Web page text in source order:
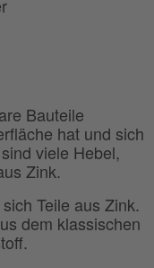
Bauteile
hat und sich
viele Hebel,
Zink.
Teile aus Zink.
dem klassischen